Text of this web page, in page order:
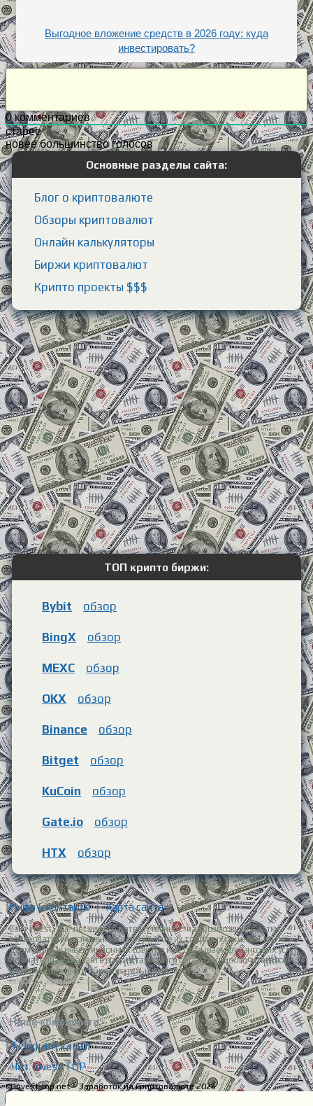
Выгодное вложение средств в 2026 году: куда
инвестировать?
0комментариев
старее
новее большинство голосов
Основные разделы сайта:
Блог о криптовалюте
Обзоры криптовалют
Онлайн калькуляторы
Биржи криптовалют
Крипто проекты $$$
ТОП крипто биржи:
Bybit обзор
BingX обзор
MEXC обзор
OKX обзор
Binance обзор
Bitget обзор
KuCoin обзор
Gate.io обзор
HTX обзор
Инфо & контакты | Карта сайта
Сайт Invest-TOP.net не несет ответственности за возможные убытки
пользователей, понесенные в результате их торговых решений. Мы не
даем прямых инвестиционных советов и не оказываем финансовых услуг.
Все материалы на сайте предоставляются бесплатно, исключительно в
информационных и образовательных целях.Политика
конфиденциальности.
Наше комьюнити:
Telegram канал
Чат Invest TOP
© invest-top.net – Заработок на криптовалюте 2026